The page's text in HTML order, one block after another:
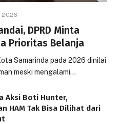
2026
DPRD Minta
Prioritas Belanja
Samarinda pada 2026 dinilai
meski mengalami…
Aksi Boti Hunter,
HAM Tak Bisa Dilihat dari